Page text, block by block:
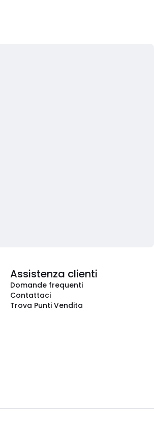
Assistenza clienti
Domande frequenti
Contattaci
Trova Punti Vendita